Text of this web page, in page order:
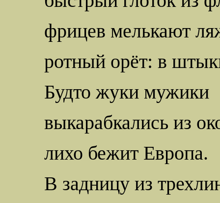
фрицев мелькают
ротный орёт: в
Будто жуки мужики
выкарабкались из
лихо бежит Европа.
В задницу из